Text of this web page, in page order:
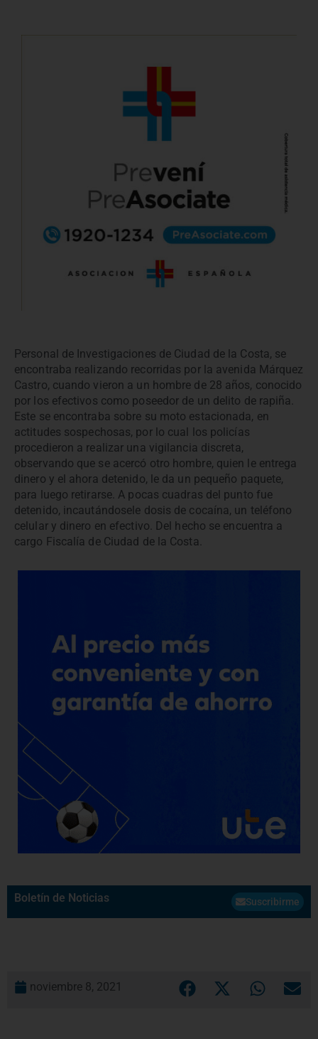
Personal de Investigaciones de Ciudad de la Costa, se
encontraba realizando recorridas por la avenida Márquez
Castro, cuando vieron a un hombre de 28 años, conocido
por los efectivos como poseedor de un delito de rapiña.
Este se encontraba sobre su moto estacionada, en
actitudes sospechosas, por lo cual los policías
procedieron a realizar una vigilancia discreta,
observando que se acercó otro hombre, quien le entrega
dinero y el ahora detenido, le da un pequeño paquete,
para luego retirarse. A pocas cuadras del punto fue
detenido, incautándosele dosis de cocaína, un teléfono
celular y dinero en efectivo. Del hecho se encuentra a
cargo Fiscalía de Ciudad de la Costa.
Boletín de Noticias Suscribirme
noviembre 8, 2021